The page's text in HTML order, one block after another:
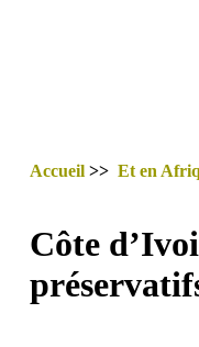
Accueil >> Et en
Côte